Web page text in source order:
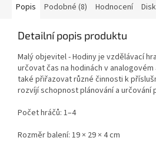
Popis Podobné (8) Hodnocení
Detailní popis produktu
Malý objevitel - Hodiny je vzdělávací
určovat čas na hodinách v
také přiřazovat různé činnosti k
rozvíjí schopnost plánování a určování
Počet hráčů: 1–4
Rozměr balení: 19 × 29 × 4 cm